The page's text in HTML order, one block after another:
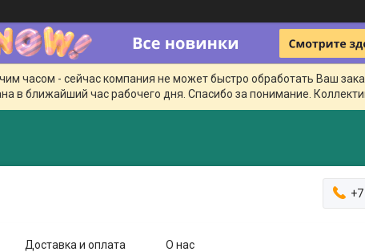
часом - сейчас компания не может быстро обработать Ваш
в ближайший час рабочего дня. Спасибо за понимание.
Доставка и оплата О нас